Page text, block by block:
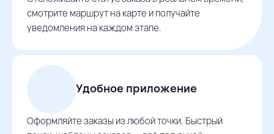
смотрите маршрут на карте и получайте
уведомления на каждом этапе.
Удобное приложение
Оформляйте заказы из любой точки. Быстрый